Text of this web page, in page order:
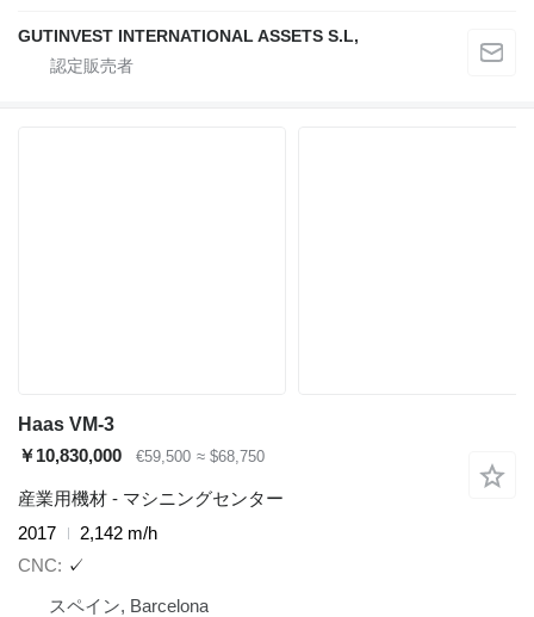
GUTINVEST INTERNATIONAL ASSETS S.L,
Haas VM-3
￥10,830,000
€59,500 ≈ $68,750
産業用機材 - マシニングセンター
2017
2,142 m/h
CNC
✓
スペイン, Barcelona